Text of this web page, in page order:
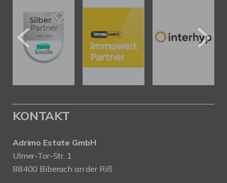
KONTAKT
Adrimo Estate GmbH
Ulmer-Tor-Str. 1
88400 Biberach an der Riß